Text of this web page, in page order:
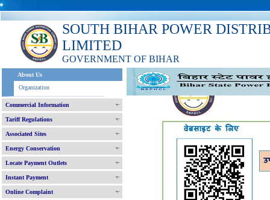
SOUTH BIHAR POWER
LIMITED
GOVERNMENT OF BIHAR
About Us
Organization
Commercial Information
Tariff Regulations
Associated Sites
Energy Conservation
Locate Payment Outlets
Instant Payment
Online Complaint